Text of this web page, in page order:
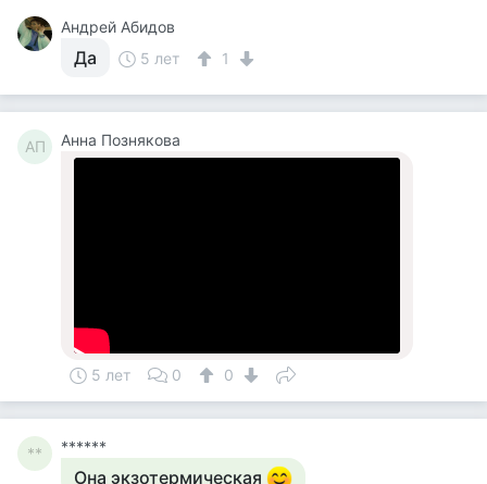
Андрей Абидов
Да 5 лет 1
АП Анна Познякова
5 лет 0 0
** ******
Она экзотермическая